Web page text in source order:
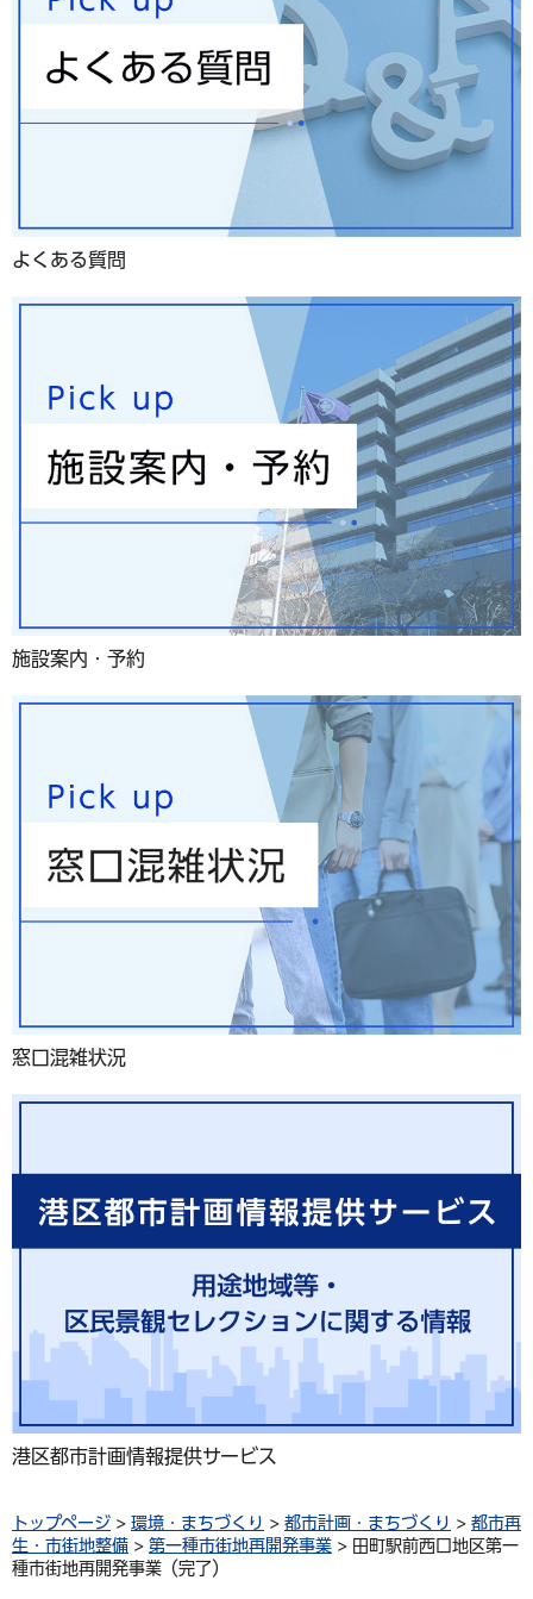
よくある質問
施設案内・予約
窓口混雑状況
港区都市計画情報提供サービス
トップページ > 環境・まちづくり > 都市計画・まちづくり > 都市再
生・市街地整備 > 第一種市街地再開発事業 > 田町駅前西口地区第一
種市街地再開発事業（完了）